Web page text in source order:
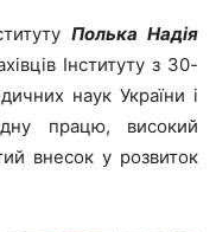
Полька Надія
Інституту з 30-
наук України і
працю, високий
внесок у розвиток